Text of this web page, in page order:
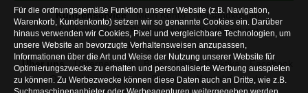
Kundenservice Mein Konto
Versandkosten
Zahlungsarten
Rücksendung
Kaufberatung
Häufige Fragen
Über uns
Unternehmen Blog Jobs & Praktika
Facebook
Osterfeldsee
Archiv Sitemap
Kontaktformular
Für die ordnungsgemäße Funktion unserer Website (z.B. Navigation,
Warenkorb, Kundenkonto) setzen wir so genannte Cookies ein. Darüber
hinaus verwenden wir Cookies, Pixel und vergleichbare Technologien, um
unsere Website an bevorzugte Verhaltensweisen anzupassen,
Informationen über die Art und Weise der Nutzung unserer Website für
Optimierungszwecke zu erhalten und personalisierte Werbung ausspielen
zu können. Zu Werbezwecke können diese Daten auch an Dritte, wie z.B.